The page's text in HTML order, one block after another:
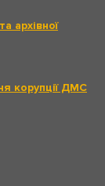
архівної
корупції ДМС